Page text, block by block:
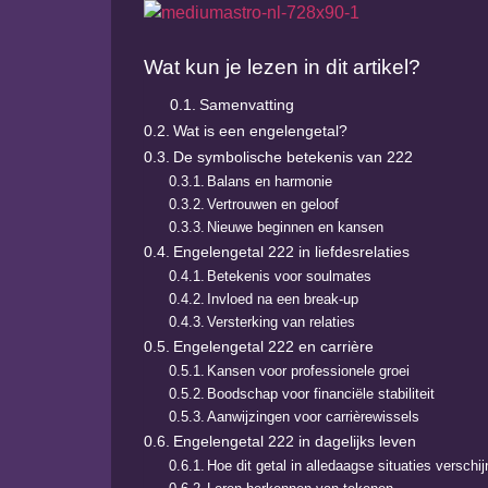
Wat kun je lezen in dit artikel?
Samenvatting
Wat is een engelengetal?
De symbolische betekenis van 222
Balans en harmonie
Vertrouwen en geloof
Nieuwe beginnen en kansen
Engelengetal 222 in liefdesrelaties
Betekenis voor soulmates
Invloed na een break-up
Versterking van relaties
Engelengetal 222 en carrière
Kansen voor professionele groei
Boodschap voor financiële stabiliteit
Aanwijzingen voor carrièrewissels
Engelengetal 222 in dagelijks leven
Hoe dit getal in alledaagse situaties